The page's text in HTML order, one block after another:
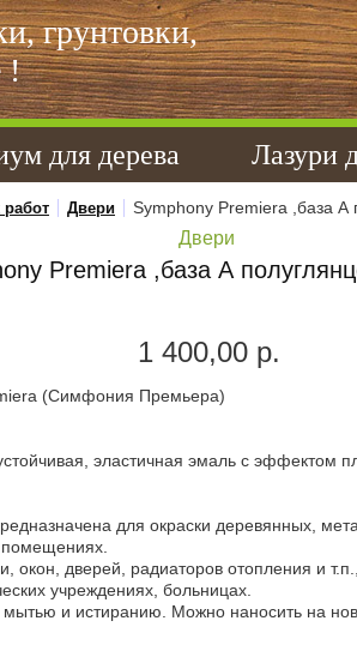
грунтовки,
!
для дерева Лазури
работ Двери Symphony Premiera ,база А
Двери
Premiera ,база А
1 400,00 р.
(Симфония Премьера)
эластичная эмаль с эффектом
для окраски деревянных,
помещениях.
окон, дверей, радиаторов отопления и
учреждениях, больницах.
мытью и истиранию. Можно наносить на